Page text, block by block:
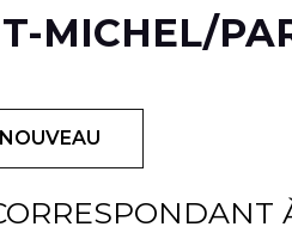
MICHEL/
NOUVEAU